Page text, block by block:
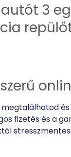
3
megtalálhatod
fizetés és a